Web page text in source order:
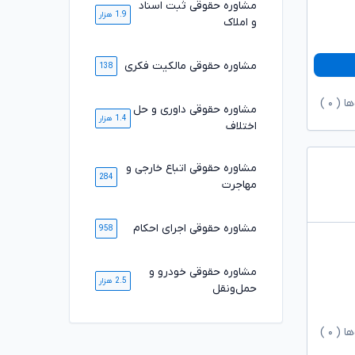
( ۰
( ۰
مشاوره حقوقی ثبت اسناد
و املاک
1.9 هزار
مشاوره حقوقی مالکیت فکری 138
مشاوره حقوقی داوری و حل
اختلاف
1.4 هزار
مشاوره حقوقی اتباع خارجی و
مهاجرت
284
مشاوره حقوقی اجرای احکام 958
مشاوره حقوقی خودرو و
حمل‌ونقل
2.5 هزار